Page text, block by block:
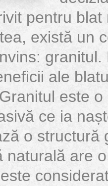
pentru blat
există un
granitul.
ale
este o
ce ia
o structură
naturală are